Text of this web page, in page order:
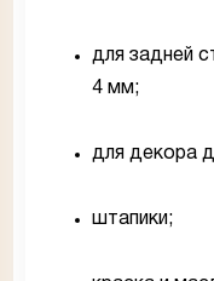
для задней
4 мм;
для декора
штапики;